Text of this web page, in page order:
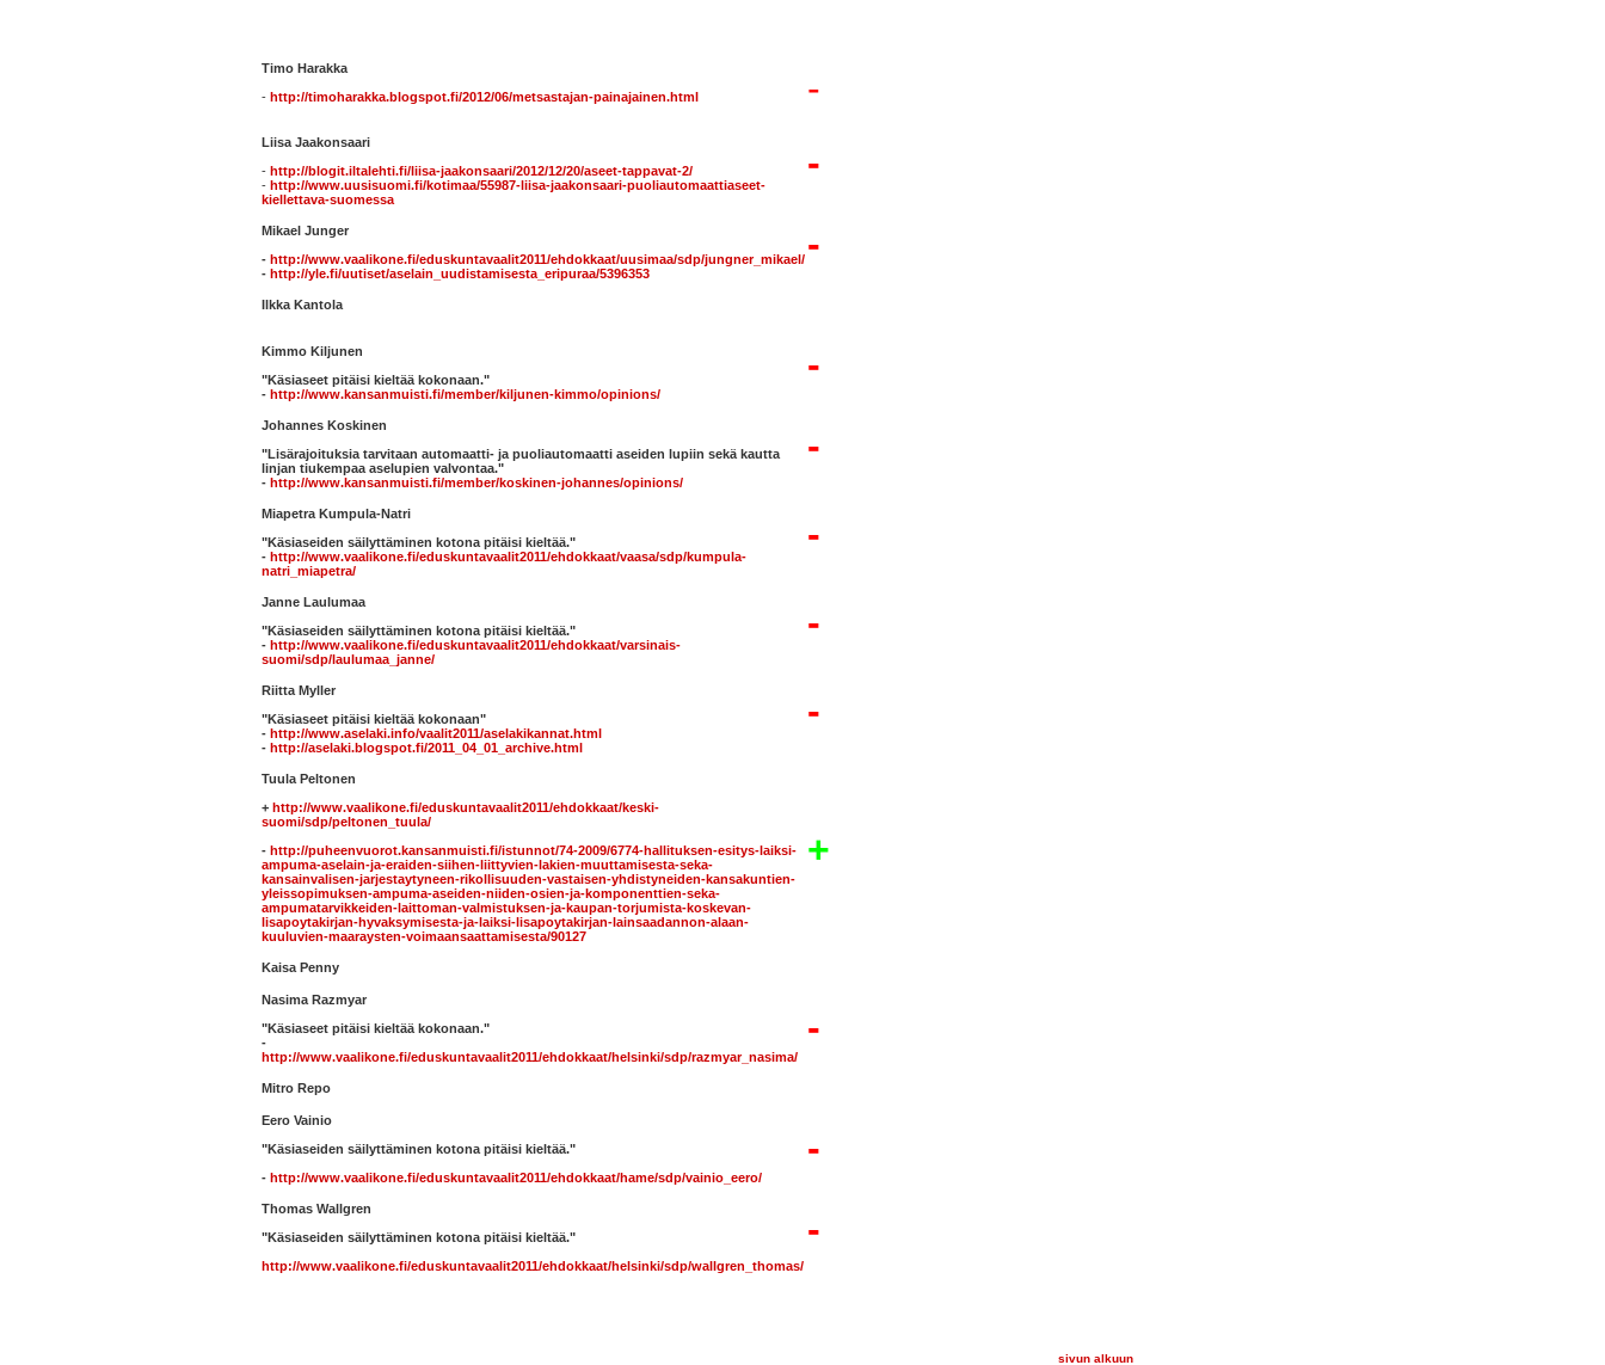
Timo Harakka
- http://timoharakka.blogspot.fi/2012/06/metsastajan-painajainen.html -
Liisa Jaakonsaari
- http://blogit.iltalehti.fi/liisa-jaakonsaari/2012/12/20/aseet-tappavat-2/
- http://www.uusisuomi.fi/kotimaa/55987-liisa-jaakonsaari-puoliautomaattiaseet-
kiellettava-suomessa
-
Mikael Junger
- http://www.vaalikone.fi/eduskuntavaalit2011/ehdokkaat/uusimaa/sdp/jungner_mikael/
- http://yle.fi/uutiset/aselain_uudistamisesta_eripuraa/5396353
-
Ilkka Kantola
Kimmo Kiljunen
"Käsiaseet pitäisi kieltää kokonaan."
- http://www.kansanmuisti.fi/member/kiljunen-kimmo/opinions/
-
Johannes Koskinen
"Lisärajoituksia tarvitaan automaatti- ja puoliautomaatti aseiden lupiin sekä kautta
linjan tiukempaa aselupien valvontaa."
- http://www.kansanmuisti.fi/member/koskinen-johannes/opinions/
-
Miapetra Kumpula-Natri
"Käsiaseiden säilyttäminen kotona pitäisi kieltää."
- http://www.vaalikone.fi/eduskuntavaalit2011/ehdokkaat/vaasa/sdp/kumpula-
natri_miapetra/
-
Janne Laulumaa
"Käsiaseiden säilyttäminen kotona pitäisi kieltää."
- http://www.vaalikone.fi/eduskuntavaalit2011/ehdokkaat/varsinais-
suomi/sdp/laulumaa_janne/
-
Riitta Myller
"Käsiaseet pitäisi kieltää kokonaan"
- http://www.aselaki.info/vaalit2011/aselakikannat.html
- http://aselaki.blogspot.fi/2011_04_01_archive.html
-
Tuula Peltonen
+ http://www.vaalikone.fi/eduskuntavaalit2011/ehdokkaat/keski-
suomi/sdp/peltonen_tuula/
- http://puheenvuorot.kansanmuisti.fi/istunnot/74-2009/6774-hallituksen-esitys-laiksi-
ampuma-aselain-ja-eraiden-siihen-liittyvien-lakien-muuttamisesta-seka-
kansainvalisen-jarjestaytyneen-rikollisuuden-vastaisen-yhdistyneiden-kansakuntien-
yleissopimuksen-ampuma-aseiden-niiden-osien-ja-komponenttien-seka-
ampumatarvikkeiden-laittoman-valmistuksen-ja-kaupan-torjumista-koskevan-
lisapoytakirjan-hyvaksymisesta-ja-laiksi-lisapoytakirjan-lainsaadannon-alaan-
kuuluvien-maaraysten-voimaansaattamisesta/90127
+
Kaisa Penny
Nasima Razmyar
"Käsiaseet pitäisi kieltää kokonaan."
-
http://www.vaalikone.fi/eduskuntavaalit2011/ehdokkaat/helsinki/sdp/razmyar_nasima/
-
Mitro Repo
Eero Vainio
"Käsiaseiden säilyttäminen kotona pitäisi kieltää."
- http://www.vaalikone.fi/eduskuntavaalit2011/ehdokkaat/hame/sdp/vainio_eero/
-
Thomas Wallgren
"Käsiaseiden säilyttäminen kotona pitäisi kieltää."
http://www.vaalikone.fi/eduskuntavaalit2011/ehdokkaat/helsinki/sdp/wallgren_thomas/
-
sivun alkuun